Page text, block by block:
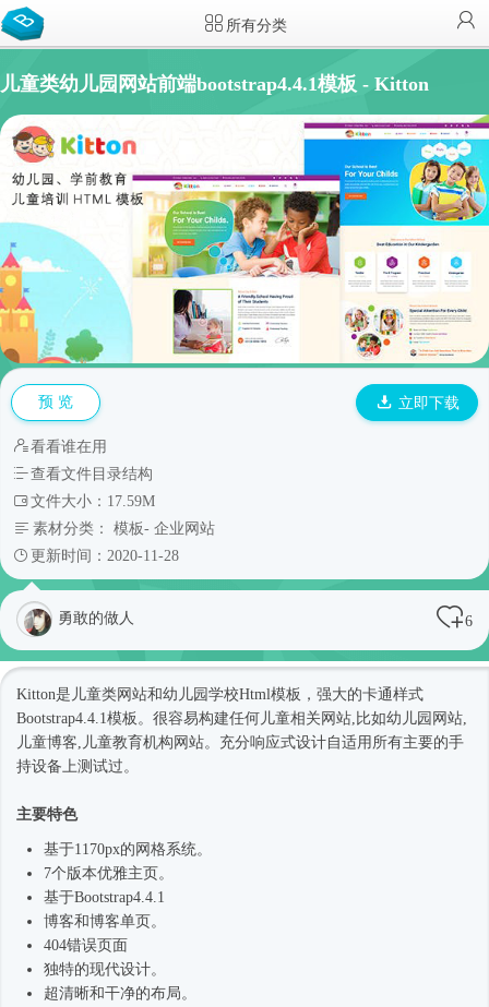
所有分类
儿童类幼儿园网站前端bootstrap4.4.1模板 - Kitton
预 览 立即下载
看看谁在用
查看文件目录结构
文件大小：17.59M
素材分类： 模板- 企业网站
更新时间：2020-11-28
勇敢的做人 6
Kitton是儿童类网站和幼儿园学校Html模板 ，强大的卡通样式
Bootstrap4 .4.1模板。很容易构建任何儿童相关网站,比如幼儿园网站,
儿童博客,儿童教育机构网站。充分响应式设计自适用所有主要的手
持设备上测试过。
主要特色
基于1170px的网格系统。
7个版本优雅主页。
基于Bootstrap4 .4.1
博客和博客单页。
404错误页面
独特的现代设计。
超清晰和干净的布局。